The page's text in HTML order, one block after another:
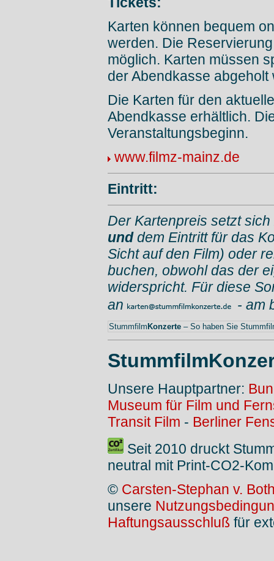
Karten können bequem
werden. Die
möglich. Karten müssen
der Abendkasse abgeholt
Die Karten für den
Abendkasse erhältlich.
Veranstaltungsbeginn.
www.filmz-mainz.de
Eintritt:
Der Kartenpreis setzt
unddem Eintritt für das
Sicht auf den Film) oder
buchen, obwohl das der
widerspricht. Für diese
an
- am
StummfilmKonzerte – So haben Sie
Unsere Hauptpartner:
Museum für Film und
Transit Film - Berliner
Seit 2010 druckt
neutral mit Print-CO2-
© Carsten-Stephan v.
unsere
Haftungsausschluß für